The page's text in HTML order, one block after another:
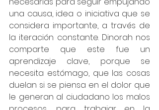
una causa, idea o iniciativa que se
considera importante, a través de
la iteración constante. Dinorah nos
comparte que este fue un
aprendizaje clave, porque se
necesita estómago, que las cosas
duelan si se piensa en el dolor que
le generan al ciudadano los malos